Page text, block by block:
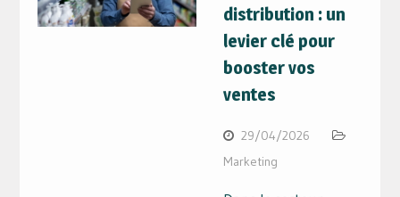
distribution : un
levier clé pour
booster vos
ventes
29/04/2026
Marketing